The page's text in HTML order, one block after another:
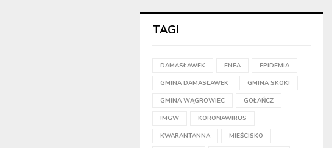
TAGI
DAMASŁAWEK ENEA EPIDEMIA
GMINA DAMASŁAWEK GMINA SKOKI
GMINA WĄGROWIEC GOŁAŃCZ
IMGW KORONAWIRUS
KWARANTANNA MIEŚCISKO